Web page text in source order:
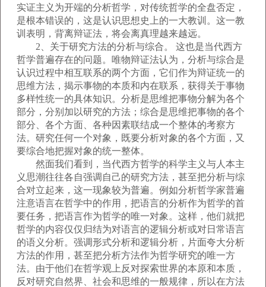
实证主义为开端的分析哲学，对传统哲学的全盘否定，
是根本错误的，这是认识思想史上的一大教训。这一教
训表明，背离辩证法，将会离真理越来越远。
2、关于研究方法的分析与综合。 这也是当代西方
哲学普遍存在的问题。唯物辩证法认为，分析与综合是
认识过程中相互联系的两个方面，它们作为辩证统一的
思维方法，揭示事物的本质和内在联系，获得关于事物
多样性统一的具体知识。分析是思维把事物分解为各个
部分，分别加以研究的方法；综合是思维把事物的各个
部分、各个方面、各种因素联结成一个整体的考察方
法。研究任何一个对象，既要分析对象的各个方面，又
要综合地把握对象的统一整体。
然面我们看到，当代西方哲学的科学主义与人本主
义思潮往往各自强调自己的研究方法，甚至把分析与综
合对立起来，这一现象较为普遍。例如分析哲学家普遍
注意语言在哲学中的作用，把语言的分析作为哲学的首
要任务，把语言作为哲学的唯一对象。这样，他们就把
哲学的内容仅仅归结为对语言的逻辑分析或对日常语言
的语义分析。强调形式分析和逻辑分析，片面夸大分析
方法的作用，甚至把分析方法作为哲学研究的唯一方
法。由于他们在哲学观上反对探索世界的本原和本质，
反对研究自然界、社会和思维的一般规律，所以在方法